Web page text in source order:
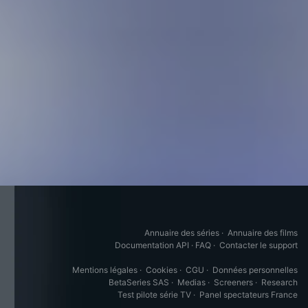
Annuaire des séries · Annuaire des films
Documentation API · FAQ · Contacter le support
Mentions légales · Cookies · CGU · Données personnelles
BetaSeries SAS · Medias · Screeners · Research
Test pilote série TV · Panel spectateurs France